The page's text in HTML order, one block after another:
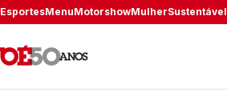
EsportesMenuMotorshowMulherSustentável